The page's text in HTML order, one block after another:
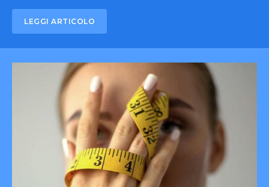
LEGGI ARTICOLO